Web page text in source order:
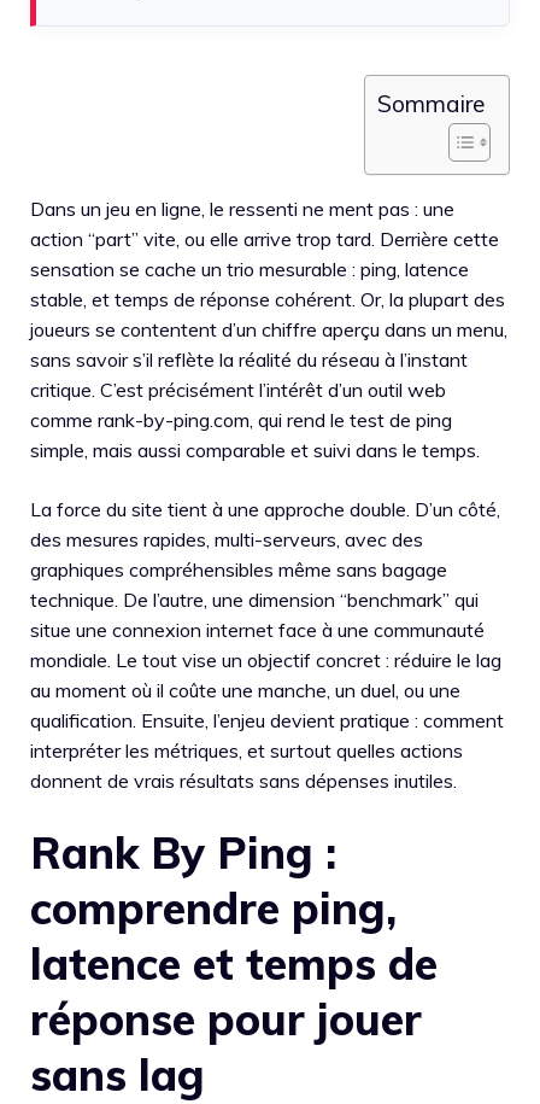
Sommaire
Dans un jeu en ligne, le ressenti ne ment pas : une
action “part” vite, ou elle arrive trop tard. Derrière cette
sensation se cache un trio mesurable : ping, latence
stable, et temps de réponse cohérent. Or, la plupart des
joueurs se contentent d’un chiffre aperçu dans un menu,
sans savoir s’il reflète la réalité du réseau à l’instant
critique. C’est précisément l’intérêt d’un outil web
comme rank-by-ping.com, qui rend le test de ping
simple, mais aussi comparable et suivi dans le temps.
La force du site tient à une approche double. D’un côté,
des mesures rapides, multi-serveurs, avec des
graphiques compréhensibles même sans bagage
technique. De l’autre, une dimension “benchmark” qui
situe une connexion internet face à une communauté
mondiale. Le tout vise un objectif concret : réduire le lag
au moment où il coûte une manche, un duel, ou une
qualification. Ensuite, l’enjeu devient pratique : comment
interpréter les métriques, et surtout quelles actions
donnent de vrais résultats sans dépenses inutiles.
Rank By Ping :
comprendre ping,
latence et temps de
réponse pour jouer
sans lag